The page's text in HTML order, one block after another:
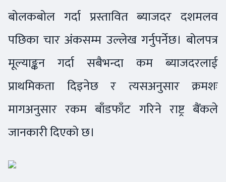
बोलकबोल गर्दा प्रस्तावित ब्याजदर दशमलव
पछिका चार अंकसम्म उल्लेख गर्नुपर्नेछ। बोलपत्र
मूल्याङ्कन गर्दा सबैभन्दा कम ब्याजदरलाई
प्राथमिकता दिइनेछ र त्यसअनुसार क्रमशः
मागअनुसार रकम बाँडफाँट गरिने राष्ट्र बैंकले
जानकारी दिएको छ।